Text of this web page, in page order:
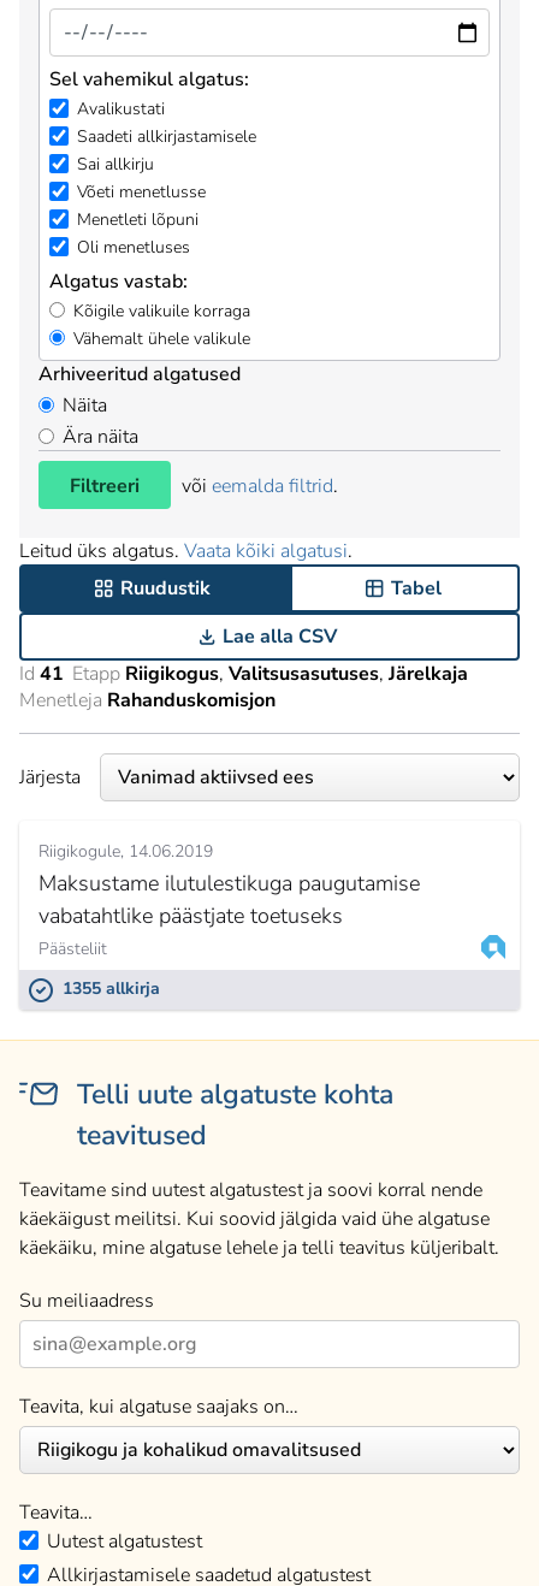
Sel vahemikul algatus:
Avalikustati
Saadeti allkirjastamisele
Sai allkirju
Võeti menetlusse
Menetleti lõpuni
Oli menetluses
Algatus vastab:
Kõigile valikuile korraga
Vähemalt ühele valikule
Arhiveeritud algatused
Näita
Ära näita
Filtreeri
või eemalda filtrid.
Leitud üks algatus. Vaata kõiki algatusi.
Ruudustik
Tabel
Lae alla CSV
Id 41 Etapp Riigikogus Valitsusasutuses Järelkaja
Menetleja Rahanduskomisjon
Järjesta
Riigikogule 14.06.2019
Maksustame ilutulestikuga paugutamise
vabatahtlike päästjate toetuseks
Päästeliit
1355 allkirja
Telli uute algatuste kohta
teavitused
Teavitame sind uutest algatustest ja soovi korral nende
käekäigust meilitsi. Kui soovid jälgida vaid ühe algatuse
käekäiku, mine algatuse lehele ja telli teavitus küljeribalt.
Su meiliaadress
Teavita, kui algatuse saajaks on…
Teavita…
Uutest algatustest
Allkirjastamisele saadetud algatustest